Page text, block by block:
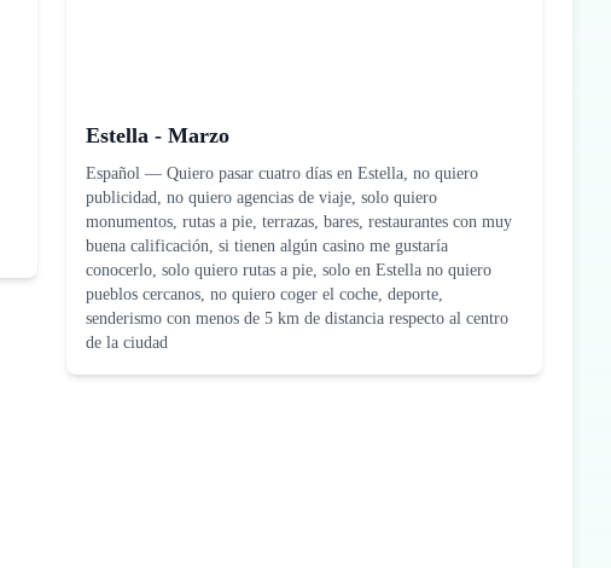
Estella - Marzo
Español — Quiero pasar cuatro días en Estella, no quiero
publicidad, no quiero agencias de viaje, solo quiero
monumentos, rutas a pie, terrazas, bares, restaurantes con muy
buena calificación, si tienen algún casino me gustaría
conocerlo, solo quiero rutas a pie, solo en Estella no quiero
pueblos cercanos, no quiero coger el coche, deporte,
senderismo con menos de 5 km de distancia respecto al centro
de la ciudad